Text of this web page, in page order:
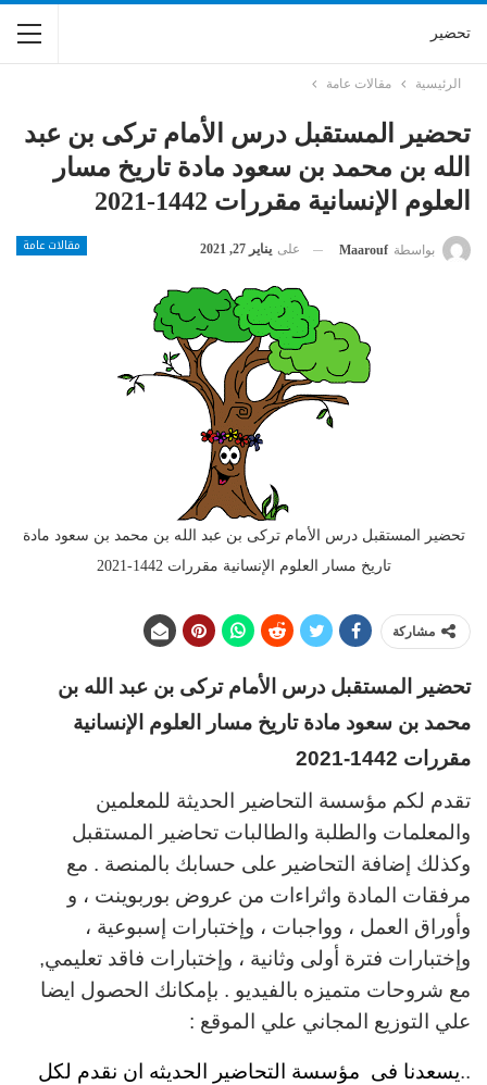
تحضير
الرئيسية مقالات عامة
تحضير المستقبل درس الأمام تركى بن عبد
الله بن محمد بن سعود مادة تاريخ مسار
العلوم الإنسانية مقررات 1442-2021
مقالات عامة بواسطة Maarouf على يناير 27, 2021
تحضير المستقبل درس الأمام تركى بن عبد الله بن محمد بن سعود مادة
تاريخ مسار العلوم الإنسانية مقررات 1442-2021
مشاركة
تحضير المستقبل درس الأمام تركى بن عبد الله بن
محمد بن سعود مادة تاريخ مسار العلوم الإنسانية
مقررات 1442-2021
تقدم لكم مؤسسة التحاضير الحديثة للمعلمين
والمعلمات والطلبة والطالبات تحاضير المستقبل
وكذلك إضافة التحاضير على حسابك بالمنصة . مع
مرفقات المادة واثراءات من عروض بوربوينت ، و
وأوراق العمل ، وواجبات ، وإختبارات إسبوعية ،
وإختبارات فترة أولى وثانية ، وإختبارات فاقد تعليمي,
مع شروحات متميزه بالفيديو . بإمكانك الحصول ايضا
علي التوزيع المجاني علي الموقع :
..يسعدنا فى مؤسسة التحاضير الحديثه ان نقدم لكل